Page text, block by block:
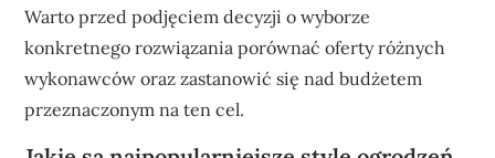
Warto przed podjęciem decyzji o wyborze
konkretnego rozwiązania porównać oferty różnych
wykonawców oraz zastanowić się nad budżetem
przeznaczonym na ten cel.